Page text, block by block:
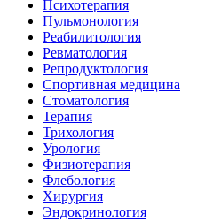
Психотерапия
Пульмонология
Реабилитология
Ревматология
Репродуктология
Спортивная медицина
Стоматология
Терапия
Трихология
Урология
Физиотерапия
Флебология
Хирургия
Эндокринология